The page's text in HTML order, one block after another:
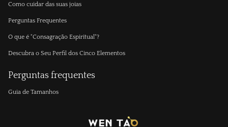
Como cuidar das suas joias
Perguntas Frequentes
O que é "Consagração Espiritual"?
Descubra o Seu Perfil dos Cinco Elementos
Perguntas frequentes
Guia de Tamanhos